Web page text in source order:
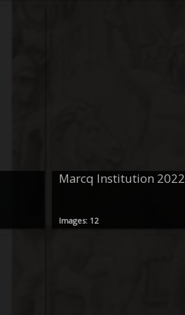
Marcq Institution 2022
Images: 12